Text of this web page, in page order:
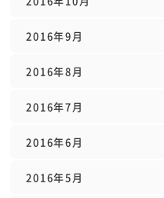
2016年9月
2016年8月
2016年7月
2016年6月
2016年5月